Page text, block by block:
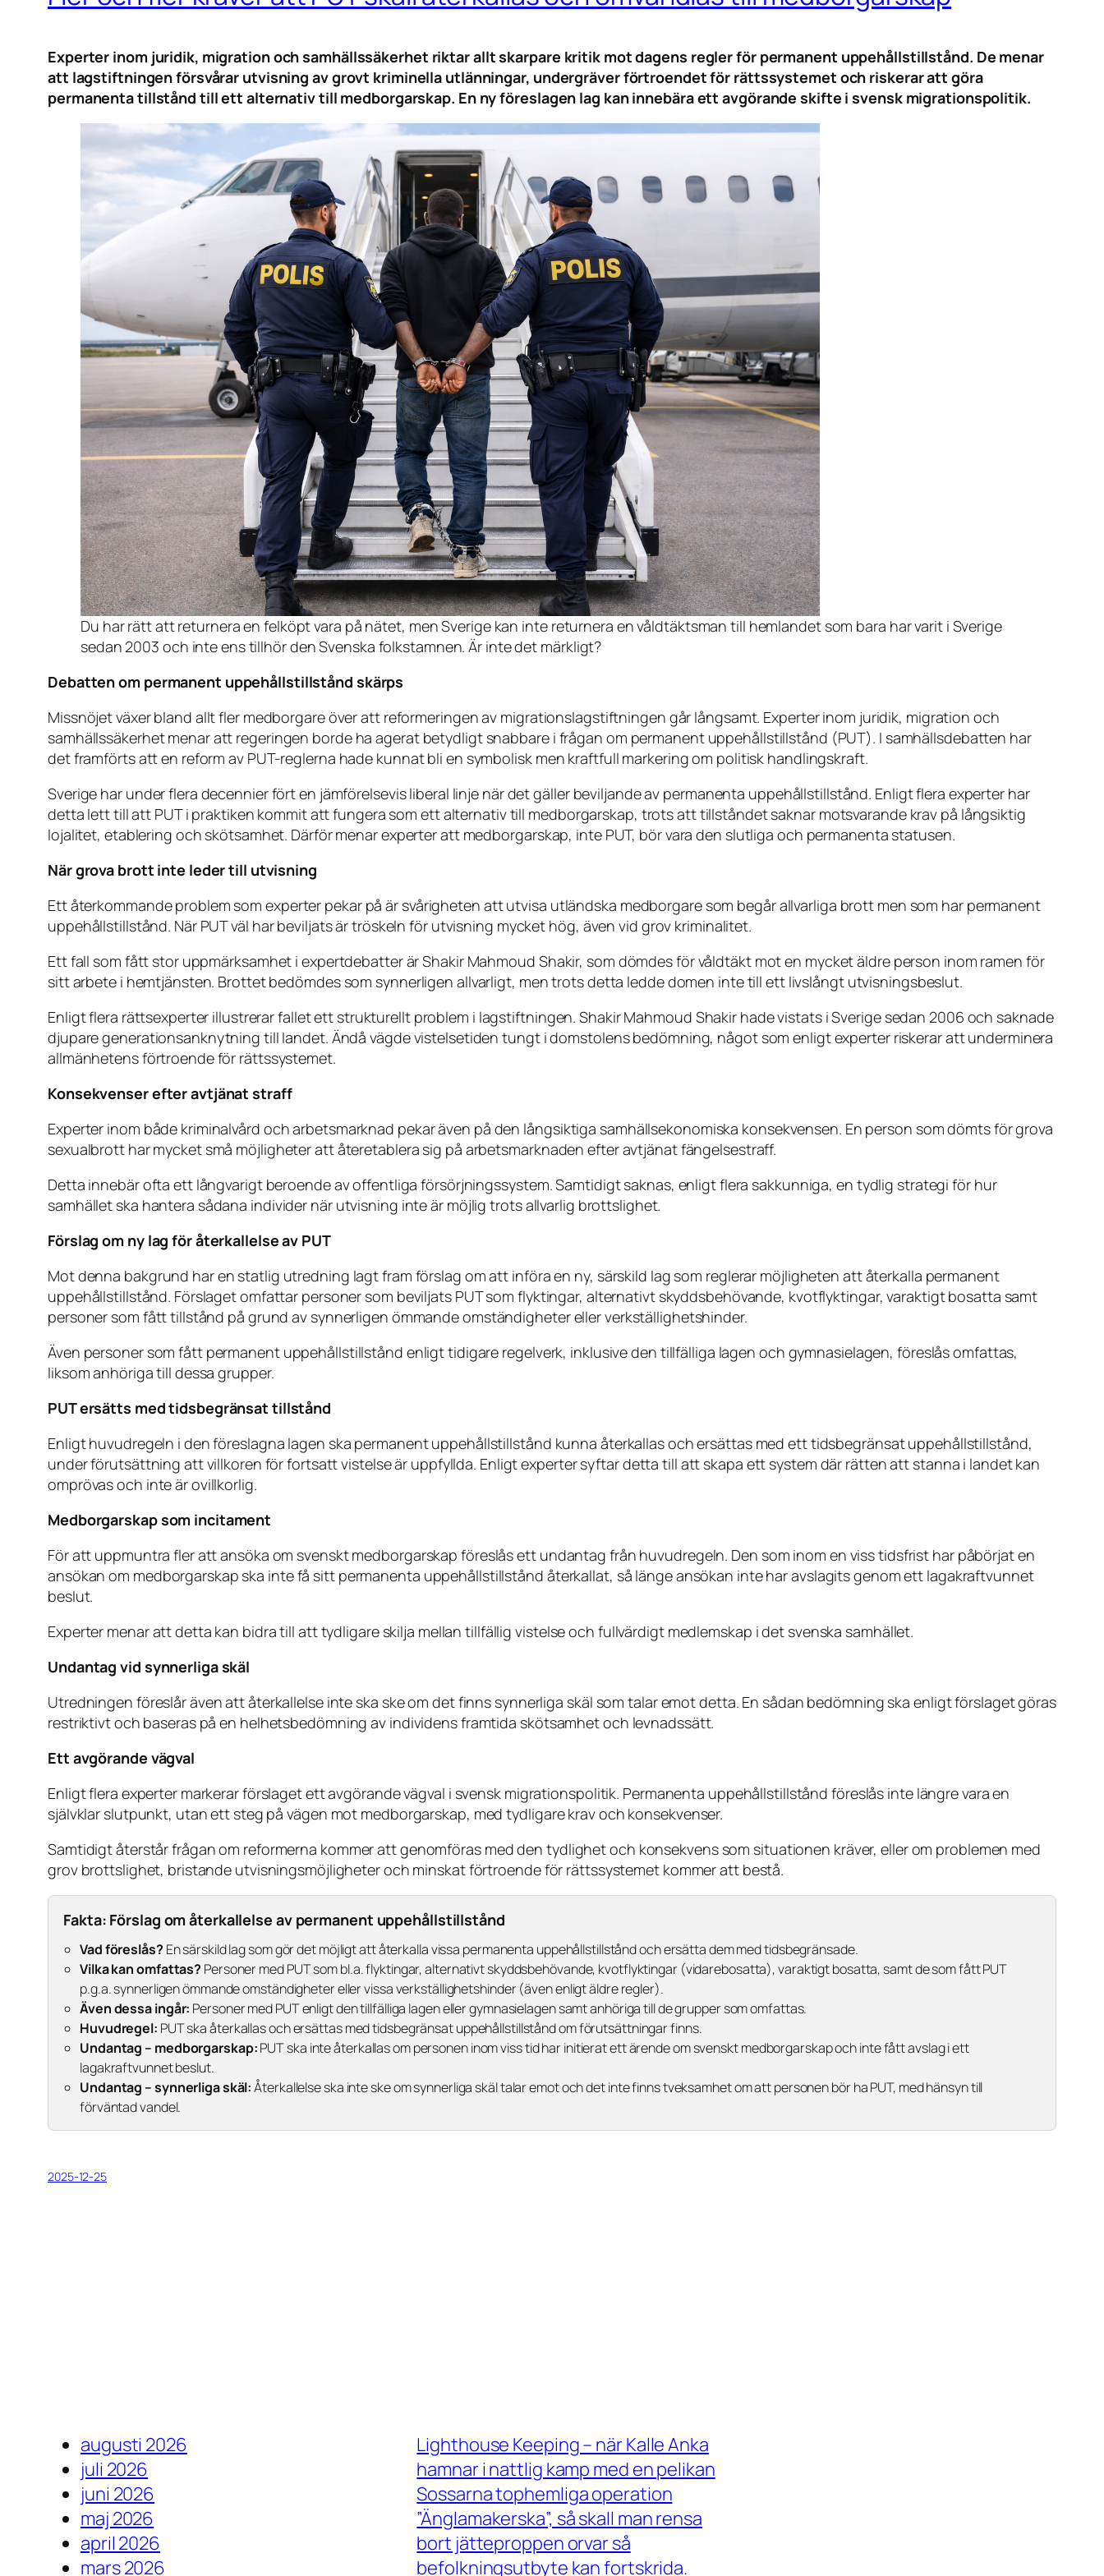
Experter inom juridik, migration och samhällssäkerhet riktar allt skarpare kritik mot dagens regler för permanent uppehållstillstånd. De menar
att lagstiftningen försvårar utvisning av grovt kriminella utlänningar, undergräver förtroendet för rättssystemet och riskerar att göra
permanenta tillstånd till ett alternativ till medborgarskap. En ny föreslagen lag kan innebära ett avgörande skifte i svensk migrationspolitik.
Du har rätt att returnera en felköpt vara på nätet, men Sverige kan inte returnera en våldtäktsman till hemlandet som bara har varit i Sverige
sedan 2003 och inte ens tillhör den Svenska folkstamnen. Är inte det märkligt?
Debatten om permanent uppehållstillstånd skärps
Missnöjet växer bland allt fler medborgare över att reformeringen av migrationslagstiftningen går långsamt. Experter inom juridik, migration och
samhällssäkerhet menar att regeringen borde ha agerat betydligt snabbare i frågan om permanent uppehållstillstånd (PUT). I samhällsdebatten har
det framförts att en reform av PUT-reglerna hade kunnat bli en symbolisk men kraftfull markering om politisk handlingskraft.
Sverige har under flera decennier fört en jämförelsevis liberal linje när det gäller beviljande av permanenta uppehållstillstånd. Enligt flera experter har
detta lett till att PUT i praktiken kommit att fungera som ett alternativ till medborgarskap, trots att tillståndet saknar motsvarande krav på långsiktig
lojalitet, etablering och skötsamhet. Därför menar experter att medborgarskap, inte PUT, bör vara den slutliga och permanenta statusen.
När grova brott inte leder till utvisning
Ett återkommande problem som experter pekar på är svårigheten att utvisa utländska medborgare som begår allvarliga brott men som har permanent
uppehållstillstånd. När PUT väl har beviljats är tröskeln för utvisning mycket hög, även vid grov kriminalitet.
Ett fall som fått stor uppmärksamhet i expertdebatter är Shakir Mahmoud Shakir, som dömdes för våldtäkt mot en mycket äldre person inom ramen för
sitt arbete i hemtjänsten. Brottet bedömdes som synnerligen allvarligt, men trots detta ledde domen inte till ett livslångt utvisningsbeslut.
Enligt flera rättsexperter illustrerar fallet ett strukturellt problem i lagstiftningen. Shakir Mahmoud Shakir hade vistats i Sverige sedan 2006 och saknade
djupare generationsanknytning till landet. Ändå vägde vistelsetiden tungt i domstolens bedömning, något som enligt experter riskerar att underminera
allmänhetens förtroende för rättssystemet.
Konsekvenser efter avtjänat straff
Experter inom både kriminalvård och arbetsmarknad pekar även på den långsiktiga samhällsekonomiska konsekvensen. En person som dömts för grova
sexualbrott har mycket små möjligheter att återetablera sig på arbetsmarknaden efter avtjänat fängelsestraff.
Detta innebär ofta ett långvarigt beroende av offentliga försörjningssystem. Samtidigt saknas, enligt flera sakkunniga, en tydlig strategi för hur
samhället ska hantera sådana individer när utvisning inte är möjlig trots allvarlig brottslighet.
Förslag om ny lag för återkallelse av PUT
Mot denna bakgrund har en statlig utredning lagt fram förslag om att införa en ny, särskild lag som reglerar möjligheten att återkalla permanent
uppehållstillstånd. Förslaget omfattar personer som beviljats PUT som flyktingar, alternativt skyddsbehövande, kvotflyktingar, varaktigt bosatta samt
personer som fått tillstånd på grund av synnerligen ömmande omständigheter eller verkställighetshinder.
Även personer som fått permanent uppehållstillstånd enligt tidigare regelverk, inklusive den tillfälliga lagen och gymnasielagen, föreslås omfattas,
liksom anhöriga till dessa grupper.
PUT ersätts med tidsbegränsat tillstånd
Enligt huvudregeln i den föreslagna lagen ska permanent uppehållstillstånd kunna återkallas och ersättas med ett tidsbegränsat uppehållstillstånd,
under förutsättning att villkoren för fortsatt vistelse är uppfyllda. Enligt experter syftar detta till att skapa ett system där rätten att stanna i landet kan
omprövas och inte är ovillkorlig.
Medborgarskap som incitament
För att uppmuntra fler att ansöka om svenskt medborgarskap föreslås ett undantag från huvudregeln. Den som inom en viss tidsfrist har påbörjat en
ansökan om medborgarskap ska inte få sitt permanenta uppehållstillstånd återkallat, så länge ansökan inte har avslagits genom ett lagakraftvunnet
beslut.
Experter menar att detta kan bidra till att tydligare skilja mellan tillfällig vistelse och fullvärdigt medlemskap i det svenska samhället.
Undantag vid synnerliga skäl
Utredningen föreslår även att återkallelse inte ska ske om det finns synnerliga skäl som talar emot detta. En sådan bedömning ska enligt förslaget göras
restriktivt och baseras på en helhetsbedömning av individens framtida skötsamhet och levnadssätt.
Ett avgörande vägval
Enligt flera experter markerar förslaget ett avgörande vägval i svensk migrationspolitik. Permanenta uppehållstillstånd föreslås inte längre vara en
självklar slutpunkt, utan ett steg på vägen mot medborgarskap, med tydligare krav och konsekvenser.
Samtidigt återstår frågan om reformerna kommer att genomföras med den tydlighet och konsekvens som situationen kräver, eller om problemen med
grov brottslighet, bristande utvisningsmöjligheter och minskat förtroende för rättssystemet kommer att bestå.
Fakta: Förslag om återkallelse av permanent uppehållstillstånd
Vad föreslås? En särskild lag som gör det möjligt att återkalla vissa permanenta uppehållstillstånd och ersätta dem med tidsbegränsade.
Vilka kan omfattas? Personer med PUT som bl.a. flyktingar, alternativt skyddsbehövande, kvotflyktingar (vidarebosatta), varaktigt bosatta, samt de som fått PUT
p.g.a. synnerligen ömmande omständigheter eller vissa verkställighetshinder (även enligt äldre regler).
Även dessa ingår: Personer med PUT enligt den tillfälliga lagen eller gymnasielagen samt anhöriga till de grupper som omfattas.
Huvudregel: PUT ska återkallas och ersättas med tidsbegränsat uppehållstillstånd om förutsättningar finns.
Undantag – medborgarskap:PUT ska inte återkallas om personen inom viss tid har initierat ett ärende om svenskt medborgarskap och inte fått avslag i ett
lagakraftvunnet beslut.
Undantag – synnerliga skäl:Återkallelse ska inte ske om synnerliga skäl talar emot och det inte finns tveksamhet om att personen bör ha PUT, med hänsyn till
förväntad vandel.
2025-12-25
augusti 2026
juli 2026
juni 2026
maj 2026
april 2026
mars 2026
Lighthouse Keeping – när Kalle Anka
hamnar i nattlig kamp med en pelikan
Sossarna tophemliga operation
”Änglamakerska”, så skall man rensa
bort jätteproppen orvar så
befolkningsutbyte kan fortskrida.